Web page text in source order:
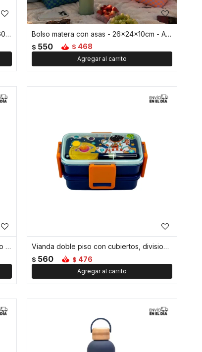
Taza pocillo de acero doble pared - 160ml - Azul Bolso matera con asas - 26x24x10cm - Azul
$ 550 $ 468
Tetera con infusor de vidrio borosilicato contraste de colores - 600ml - Azul Vianda doble piso con cubiertos, division y tapa - Azul
$ 560 $ 476